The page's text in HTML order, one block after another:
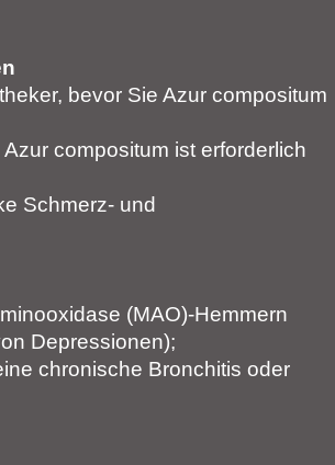
bevor Sie Azur compositum
compositum ist erforderlich
Schmerz- und
(MAO)-Hemmern
Depressionen);
chronische Bronchitis oder